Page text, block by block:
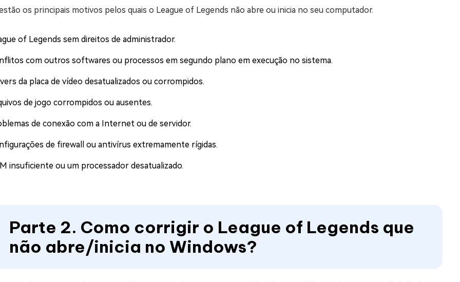
os principais motivos pelos quais o League of Legends não abre ou inicia no seu computador.
of Legends sem direitos de administrador.
com outros softwares ou processos em segundo plano em execução no sistema.
da placa de vídeo desatualizados ou corrompidos.
de jogo corrompidos ou ausentes.
de conexão com a Internet ou de servidor.
de firewall ou antivírus extremamente rígidas.
insuficiente ou um processador desatualizado.
Parte 2. Como corrigir o League of Legends que
não abre/inicia no Windows?